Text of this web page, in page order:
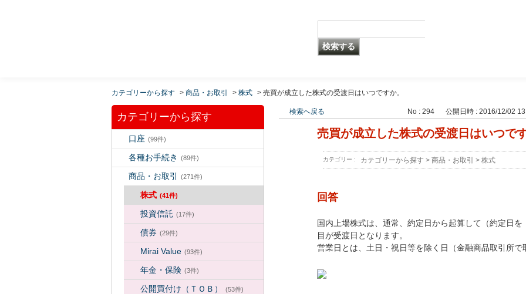
カテゴリーから探す > 商品・お取引 > 株式 > 売買が成立した株式の受渡日はいつですか。
カテゴリーから探す
口座 (99件)
各種お手続き (89件)
商品・お取引 (271件)
株式 (41件)
投資信託 (17件)
債券 (29件)
Mirai Value (93件)
年金・保険 (3件)
公開買付け（ＴＯＢ） (53件)
検索へ戻る No : 294 公開日時 : 2016/12/02
売買が成立した株式の受渡日はいつです
カテゴリー : カテゴリーから探す > 商品・お取引 > 株式
回答
国内上場株式は、通常、約定日から起算して（約定日
目が受渡日となります。
営業日とは、土日・祝日等を除く日（金融商品取引所で